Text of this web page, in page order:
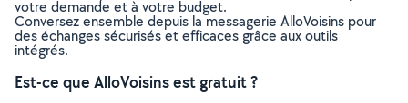
votre demande et à votre budget.
Conversez ensemble depuis la messagerie AlloVoisins pour
des échanges sécurisés et efficaces grâce aux outils
intégrés.
Est-ce que AlloVoisins est gratuit ?